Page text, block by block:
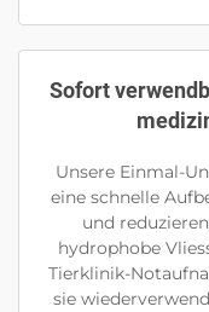
Sofort
Unsere Einmal-
eine schnelle
und
hydrophobe
Tierklinik-
sie